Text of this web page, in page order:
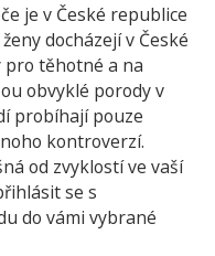
je v České republice
docházejí v České
těhotné a na
obvyklé porody v
probíhají pouze
kontroverzí.
od zvyklostí ve vaší
se s
do vámi vybrané